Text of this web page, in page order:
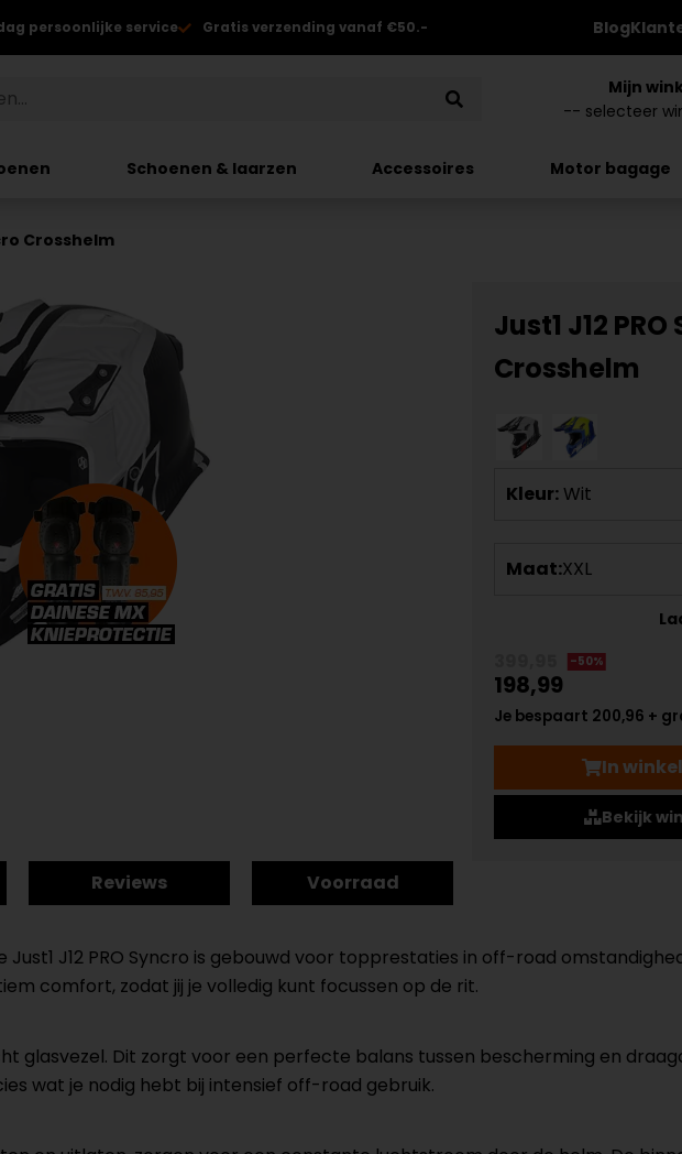
persoonlijke service Gratis verzending vanaf €50.- Blog
Mijn
Schoenen & laarzen Accessoires Motor bagage
Crosshelm
Just1 J12
Crosshelm
Kleur: Wit
Maat:XXL
-50%
198,99
Je bespaart 200,96 +
In
Bekijk
Reviews Voorraad
J12 PRO Syncro is gebouwd voor topprestaties in off-road
comfort, zodat jij je volledig kunt focussen op de rit.
glasvezel. Dit zorgt voor een perfecte balans tussen bescherming en
wat je nodig hebt bij intensief off-road gebruik.